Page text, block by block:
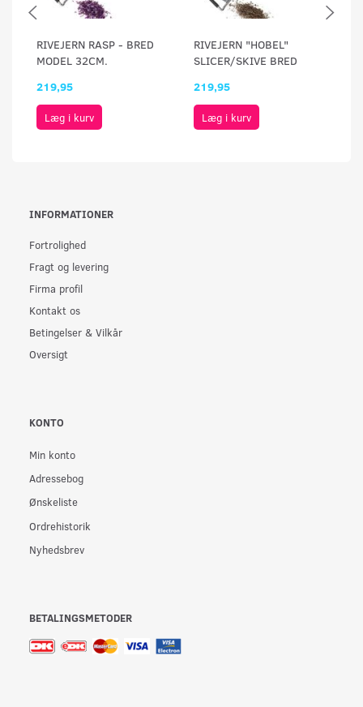
RIVEJERN RASP - BRED
MODEL 32CM.
219,95
Læg i kurv
RIVEJERN "HOBEL"
SLICER/SKIVE BRED
219,95
Læg i kurv
INFORMATIONER
Fortrolighed
Fragt og levering
Firma profil
Kontakt os
Betingelser & Vilkår
Oversigt
KONTO
Min konto
Adressebog
Ønskeliste
Ordrehistorik
Nyhedsbrev
BETALINGSMETODER